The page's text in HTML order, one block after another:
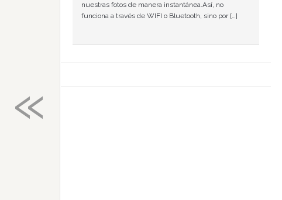
nuestras fotos de manera instantánea.Así, no
funciona a través de WIFI o Bluetooth, sino por […]
«